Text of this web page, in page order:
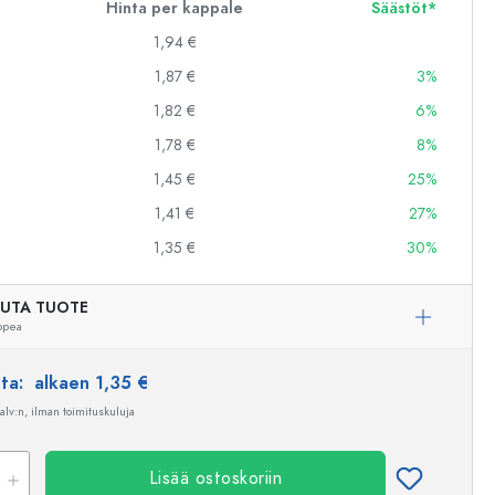
Hinta per kappale
Säästöt*
1,94 €
1,87 €
3%
1,82 €
6%
1,78 €
8%
1,45 €
25%
1,41 €
27%
1,35 € 30%
TUOTE
alkaen 1,35 €
ilman toimituskuluja
Lisää ostoskoriin